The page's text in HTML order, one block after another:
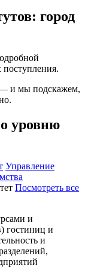
город
— и мы подскажем,
уровню
Управление
Посмотреть все
и
гостиниц и
и